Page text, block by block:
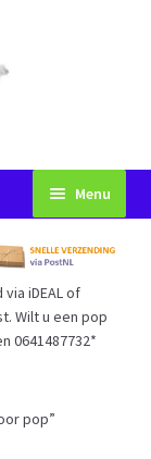
Menu
iDEAL of
Wilt u een pop
0641487732*
pop”